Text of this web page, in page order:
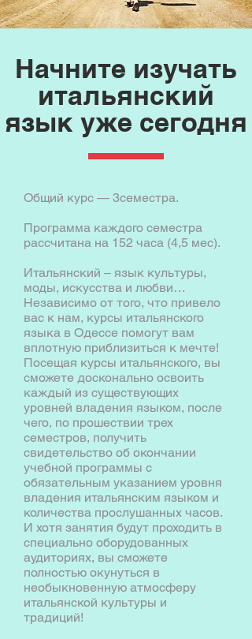
Начните изучать
итальянский
язык уже сегодня
Общий курс — 3семестра.
Программа каждого семестра
рассчитана на 152 часа (4,5 мес).
Итальянский – язык культуры,
моды, искусства и любви…
Независимо от того, что привело
вас к нам, курсы итальянского
языка в Одессе помогут вам
вплотную приблизиться к мечте!
Посещая курсы итальянского, вы
сможете досконально освоить
каждый из существующих
уровней владения языком, после
чего, по прошествии трех
семестров, получить
свидетельство об окончании
учебной программы с
обязательным указанием уровня
владения итальянским языком и
количества прослушанных часов.
И хотя занятия будут проходить в
специально оборудованных
аудиториях, вы сможете
полностью окунуться в
необыкновенную атмосферу
итальянской культуры и
традиций!